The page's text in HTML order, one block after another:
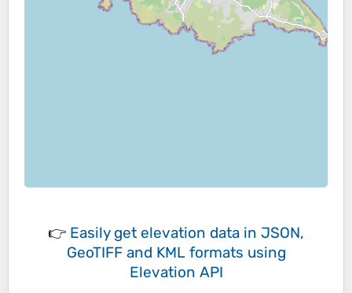
👉 Easily get elevation data in JSON,
GeoTIFF and KML formats using
Elevation API